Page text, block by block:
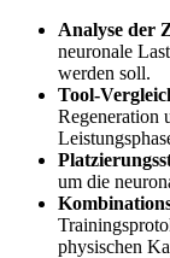
Analyse der
neuronale
werden soll.
Tool-
Regeneration
um die
physischen